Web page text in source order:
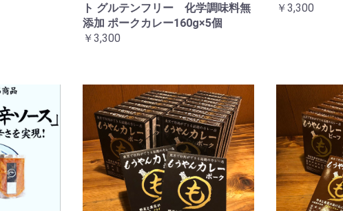
ト グルテンフリー 化学調味料無
添加 ポークカレー160g×5個
￥3,300
￥3,300